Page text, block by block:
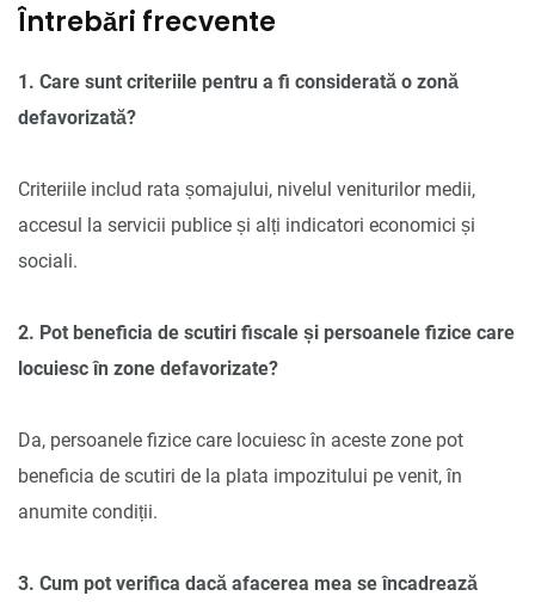
Întrebări frecvente
1. Care sunt criteriile pentru a fi considerată o zonă
defavorizată?
Criteriile includ rata șomajului, nivelul veniturilor medii,
accesul la servicii publice și alți indicatori economici și
sociali.
2. Pot beneficia de scutiri fiscale și persoanele fizice care
locuiesc în zone defavorizate?
Da, persoanele fizice care locuiesc în aceste zone pot
beneficia de scutiri de la plata impozitului pe venit, în
anumite condiții.
3. Cum pot verifica dacă afacerea mea se încadrează